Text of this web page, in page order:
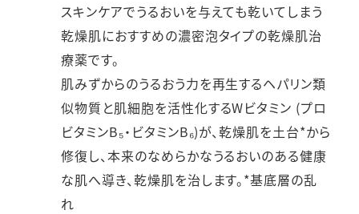
スキンケアでうるおいを与えても乾いてしまう
乾燥肌におすすめの濃密泡タイプの乾燥肌治
療薬です。
肌みずからのうるおう力を再生するヘパリン類
似物質と肌細胞を活性化するWビタミン (プロ
ビタミンB₅・ビタミンB₆)が、乾燥肌を土台*から
修復し、本来のなめらかなうるおいのある健康
な肌へ導き、乾燥肌を治します。*基底層の乱
れ